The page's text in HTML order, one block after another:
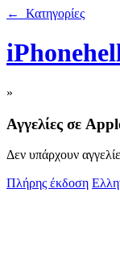
← Κατηγορίες
»
Αγγελίες σε
Δεν υπάρχουν
Πλήρης έκδοση